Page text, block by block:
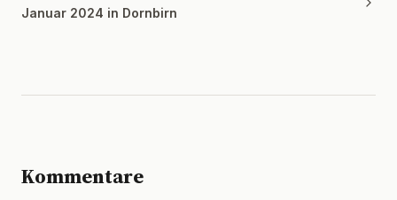
Januar 2024 in Dornbirn
Kommentare